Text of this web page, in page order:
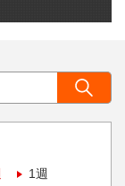
1週